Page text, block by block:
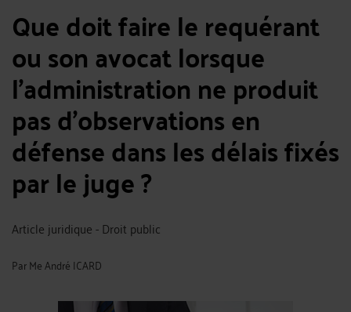
Que doit faire le requérant
ou son avocat lorsque
l'administration ne produit
pas d'observations en
défense dans les délais fixés
par le juge ?
Article juridique - Droit public
ParMe André ICARD